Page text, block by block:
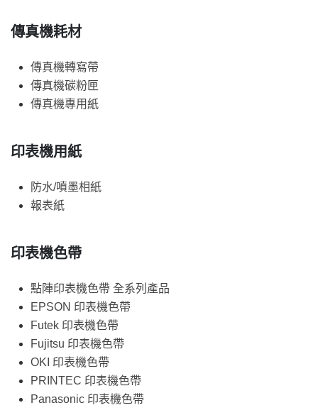
傳真機耗材
傳真機轉寫帶
傳真機碳粉匣
傳真機專用紙
印表機用紙
防水/噴墨相紙
報表紙
印表機色帶
點陣印表機色帶 全系列產品
EPSON 印表機色帶
Futek 印表機色帶
Fujitsu 印表機色帶
OKI 印表機色帶
PRINTEC 印表機色帶
Panasonic 印表機色帶